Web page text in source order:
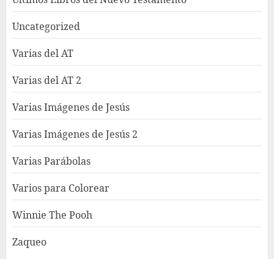
Uncategorized
Varias del AT
Varias del AT 2
Varias Imágenes de Jesús
Varias Imágenes de Jesús 2
Varias Parábolas
Varios para Colorear
Winnie The Pooh
Zaqueo